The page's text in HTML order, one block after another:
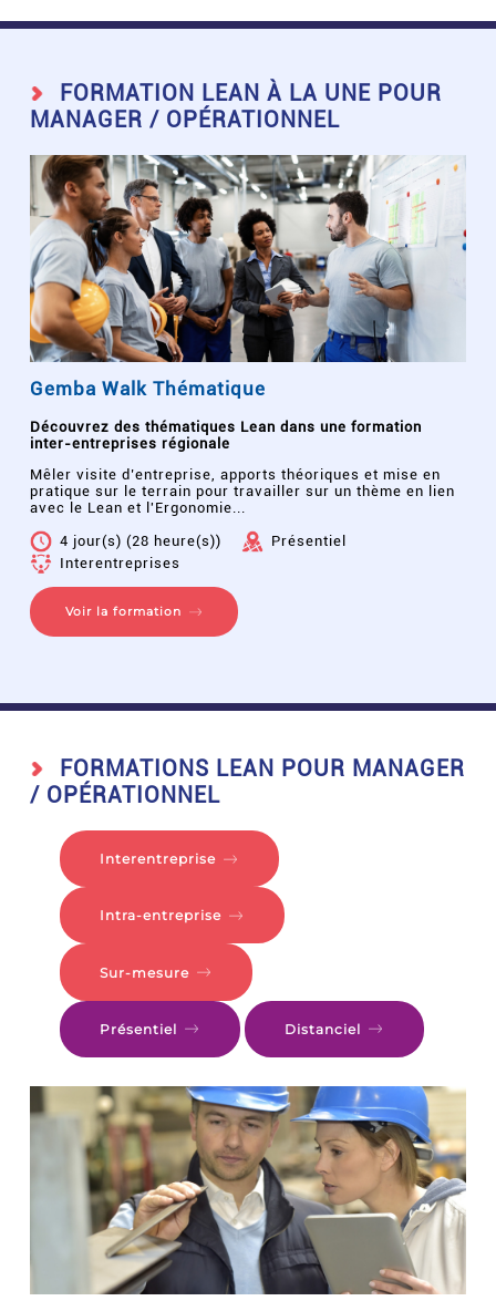
FORMATION LEAN À LA UNE POUR
MANAGER / OPÉRATIONNEL
Gemba Walk Thématique
Découvrez des thématiques Lean dans une formation
inter-entreprises régionale
Mêler visite d’entreprise, apports théoriques et mise en
pratique sur le terrain pour travailler sur un thème en lien
avec le Lean et l'Ergonomie...
4 jour(s) (28 heure(s))
Présentiel
Interentreprises
Voir la formation
FORMATIONS LEAN POUR MANAGER
/ OPÉRATIONNEL
Interentreprise
Intra-entreprise
Sur-mesure
Présentiel Distanciel